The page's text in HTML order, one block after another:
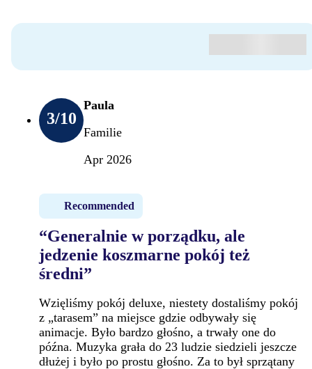
3/10
Paula
Familie
Apr 2026
Recommended
“Generalnie w porządku, ale
jedzenie koszmarne pokój też
średni”
Wzięliśmy pokój deluxe, niestety dostaliśmy pokój
z „tarasem” na miejsce gdzie odbywały się
animacje. Było bardzo głośno, a trwały one do
późna. Muzyka grała do 23 ludzie siedzieli jeszcze
dłużej i było po prostu głośno. Za to był sprzątany